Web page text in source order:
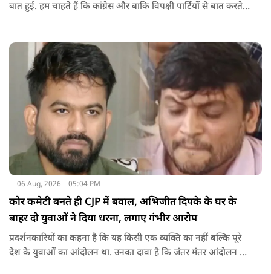
बात हुई. हम चाहते हैं कि कांग्रेस और बाकि विपक्षी पार्टियों से बात करते
06 Aug, 2026 05:04 PM
कोर कमेटी बनते ही CJP में बवाल, अभिजीत दिपके के घर के
बाहर दो युवाओं ने दिया धरना, लगाए गंभीर आरोप
प्रदर्शनकारियों का कहना है कि यह किसी एक व्यक्ति का नहीं बल्कि पूरे
देश के युवाओं का आंदोलन था. उनका दावा है कि जंतर मंतर आंदोलन से